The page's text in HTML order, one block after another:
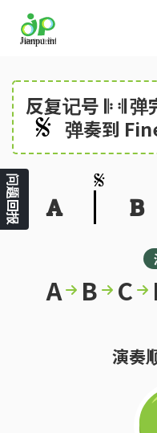
反复记号 𝄆 𝄇
弹奏到
A B
A B C
演奏
问题回报